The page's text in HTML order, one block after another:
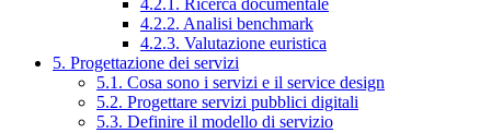
4.2.1. Ricerca documentale
4.2.2. Analisi benchmark
4.2.3. Valutazione euristica
5. Progettazione dei servizi
5.1. Cosa sono i servizi e il service design
5.2. Progettare servizi pubblici digitali
5.3. Definire il modello di servizio